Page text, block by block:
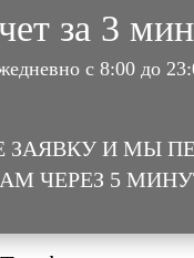
за 3
с 8:00 до
ЗАЯВКУ И МЫ
ЧЕРЕЗ 5